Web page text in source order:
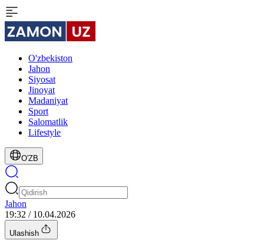
O'zbekiston
Jahon
Siyosat
Jinoyat
Madaniyat
Sport
Salomatlik
Lifestyle
O'ZB
Jahon
19:32 / 10.04.2026
Ulashish